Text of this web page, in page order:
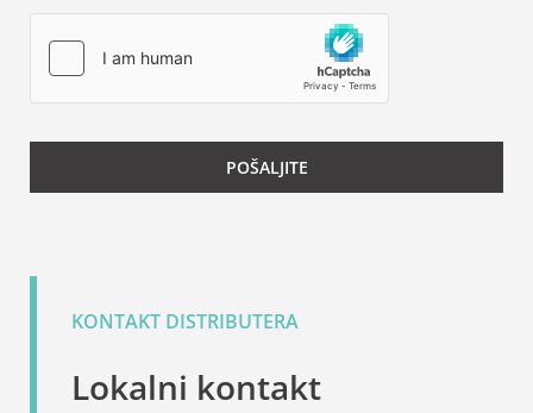
KONTAKT DISTRIBUTERA
Lokalni kontakt